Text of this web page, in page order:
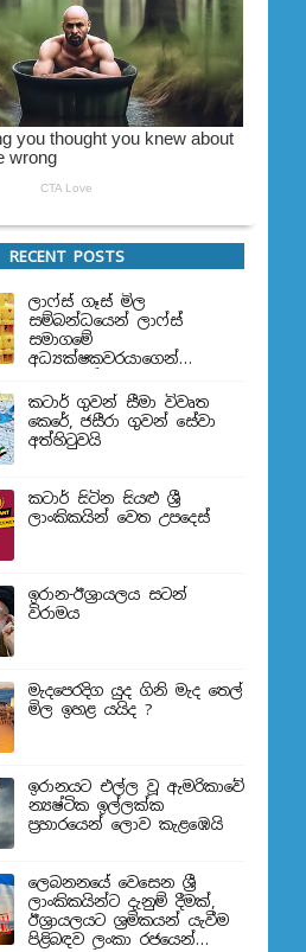
RECENT POSTS
ලාෆ්ස් ගෑස් මිල
සම්බන්ධයෙන් ලාෆ්ස්
සමාගමේ
අධ්‍යක්ෂකවරයාගෙන්
කටාර් ගුවන් සීමා විවෘත
කෙරේ, ජසීරා ගුවන් සේවා
අත්හි‍ටුවයි
කටාර් සිටින සියළු ශ්‍රී
ලාංකිකයින් වෙත උපදෙස්
ඉරාන-ඊශ්‍රායලය සටන්
විරාමය
මැදපෙරදිග යුද ගිනි මැද තෙල්
මිල ඉහළ යයිද ?
ඉරානයට එල්ල වූ ඇමරිකාවේ
න්‍යෂ්ටික ඉල්ලක්ක
ප්‍රහාරයෙන් ලොව කැළඹෙයි
ලෙබනනයේ වෙසෙන ශ්‍රී
ලාංකිකයින්ට දැනුම් දීමක්,
ඊශ්‍රායලයට ශ්‍රමිකයන් යැවීම
පිළිබඳව ලංකා රජයෙන්